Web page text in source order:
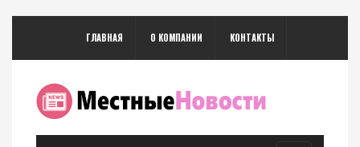
ГЛАВНАЯ О КОМПАНИИ КОНТАКТЫ